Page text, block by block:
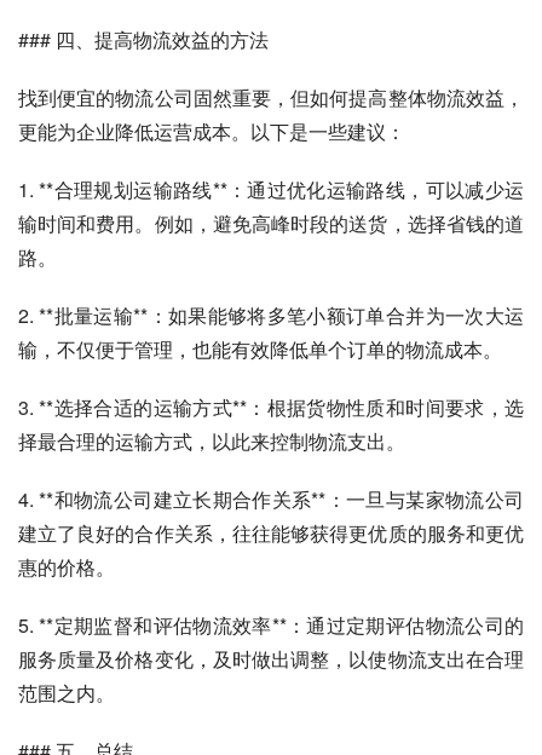
### 四、提高物流效益的方法
找到便宜的物流公司固然重要，但如何提高整体物流效益，
更能为企业降低运营成本。以下是一些建议：
1. **合理规划运输路线**：通过优化运输路线，可以减少运
输时间和费用。例如，避免高峰时段的送货，选择省钱的道
路。
2. **批量运输**：如果能够将多笔小额订单合并为一次大运
输，不仅便于管理，也能有效降低单个订单的物流成本。
3. **选择合适的运输方式**：根据货物性质和时间要求，选
择最合理的运输方式，以此来控制物流支出。
4. **和物流公司建立长期合作关系**：一旦与某家物流公司
建立了良好的合作关系，往往能够获得更优质的服务和更优
惠的价格。
5. **定期监督和评估物流效率**：通过定期评估物流公司的
服务质量及价格变化，及时做出调整，以使物流支出在合理
范围之内。